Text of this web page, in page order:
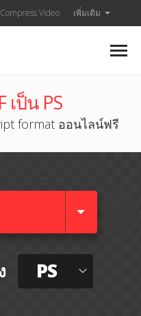
Compress Video เพิ่มเติม
เป็น PS
format ออนไลน์ฟรี
PS